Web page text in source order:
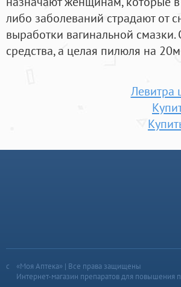
либо заболеваний страдают
выработки вагинальной
средства, а целая пилюля на
Левитра
«Моя Аптека» | Все права защищены
Интернет-магазин препаратов для повышения